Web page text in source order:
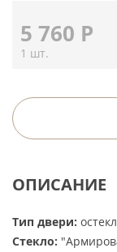
5 760 Р
1 шт.
ОПИСАНИЕ
Тип двери:
Стекло: